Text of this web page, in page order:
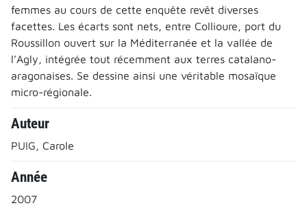
femmes au cours de cette enquête revêt diverses
facettes. Les écarts sont nets, entre Collioure, port du
Roussillon ouvert sur la Méditerranée et la vallée de
l’Agly, intégrée tout récemment aux terres catalano-
aragonaises. Se dessine ainsi une véritable mosaïque
micro-régionale.
Auteur
PUIG, Carole
Année
2007